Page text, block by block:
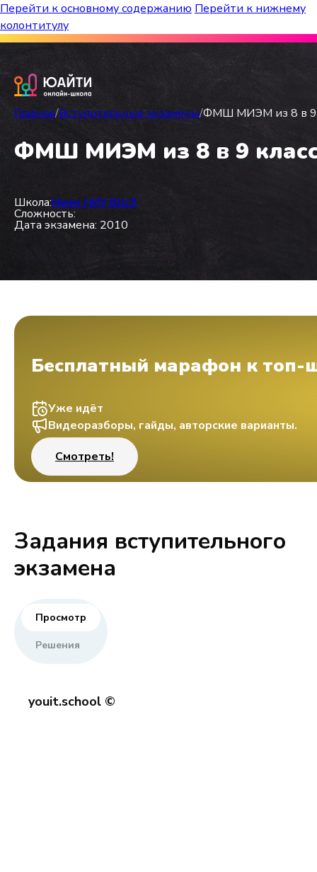
Перейти к основному содержанию Перейти к нижнему
колонтитулу
Бесплатный марафон к топ-школам!
Главная/Вступительные экзамены/ФМШ МИЭМ из 8 в 9
ФМШ МИЭМ из 8 в 9
Школа:Миэм НИУ ВШЭ
Сложность:
Дата экзамена: 2010
Бесплатный марафон к топ-
Уже идёт
Видеоразборы, гайды, авторские варианты.
Смотреть!
Задания вступительного
экзамена
Просмотр
Решения
youit.school ©